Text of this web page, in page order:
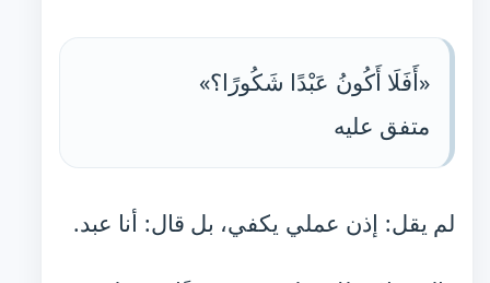
«أَفَلَا أَكُونُ عَبْدًا شَكُورًا؟»
متفق عليه
لم يقل: إذن عملي يكفي، بل قال: أنا عبد.